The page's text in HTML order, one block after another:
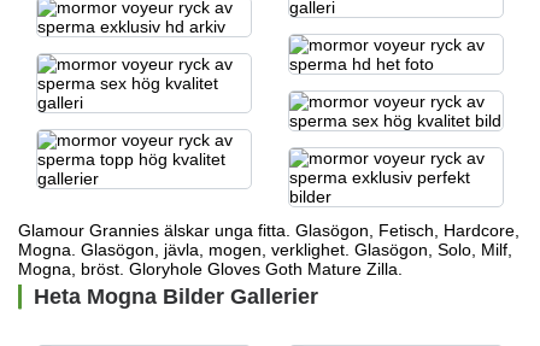
Glamour Grannies älskar unga fitta. Glasögon, Fetisch, Hardcore,
Mogna. Glasögon, jävla, mogen, verklighet. Glasögon, Solo, Milf,
Mogna, bröst. Gloryhole Gloves Goth Mature Zilla.
Heta Mogna Bilder Gallerier